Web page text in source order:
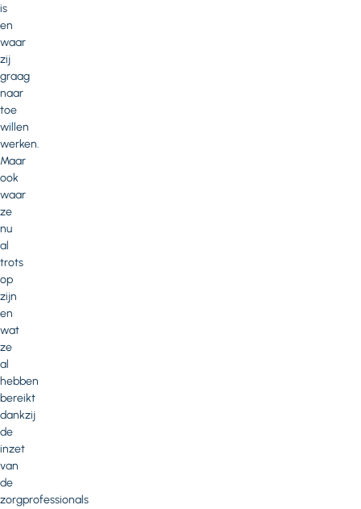
is
en
waar
zij
graag
naar
toe
willen
werken.
Maar
ook
waar
ze
nu
al
trots
op
zijn
en
wat
ze
al
hebben
bereikt
dankzij
de
inzet
van
de
zorgprofessionals